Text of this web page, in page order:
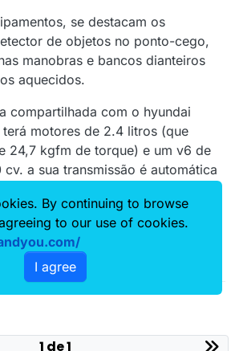
se destacam os
de objetos no ponto-cego,
manobras e bancos dianteiros
aquecidos.
compartilhada com o hyundai
motores de 2.4 litros (que
24,7 kgfm de torque) e um v6 de
a sua transmissão é automática
segundo a marca, também
em sua estrutura, que agora conta
para aumentar a sua rigidez.
1 de 1
By continuing to browse
to our use of cookies.
I agree